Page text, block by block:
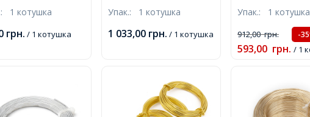
1 котушка
грн. / 1 котушка
Упак.: 1 котушка
1 033,00 грн. / 1 котушка
Упак.: 1 котушка
912,00грн. -
593,00 грн. / 1